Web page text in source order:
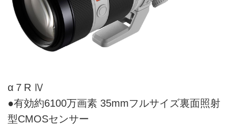
α７R Ⅳ
●有効約6100万画素 35mmフルサイズ裏面照射
型CMOSセンサー